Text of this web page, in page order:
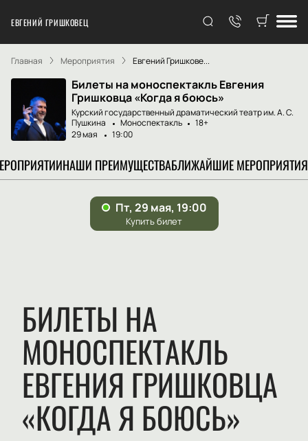
ЕВГЕНИЙ ГРИШКОВЕЦ
Главная Мероприятия Евгений Гришкове...
Билеты на моноспектакль Евгения
Гришковца «Когда я боюсь»
Курский государственный драматический театр им. А. С.
Пушкина
Моноспектакль
18+
29 мая
19:00
НАШИ ПРЕИМУЩЕСТВАБЛИЖАЙШИЕ МЕРОПРИЯТИЯ
БИЛЕТЫ НА
МОНОСПЕКТАКЛЬ
ЕВГЕНИЯ ГРИШКОВЦА
«КОГДА Я БОЮСЬ»